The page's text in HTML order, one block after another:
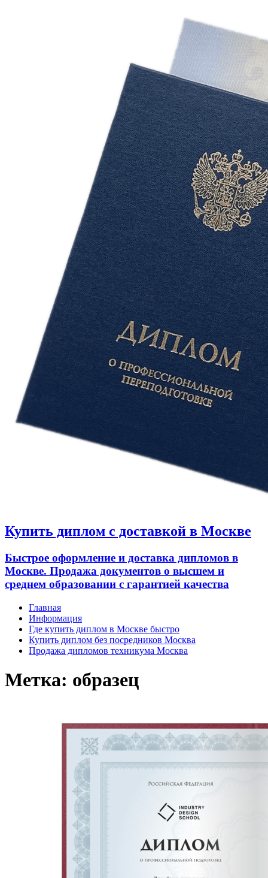
Купить диплом с доставкой в Москве
Быстрое оформление и доставка дипломов в
Москве. Продажа документов о высшем и
среднем образовании с гарантией качества
Главная
Информация
Где купить диплом в Москве быстро
Купить диплом без посредников Москва
Продажа дипломов техникума Москва
Метка: образец